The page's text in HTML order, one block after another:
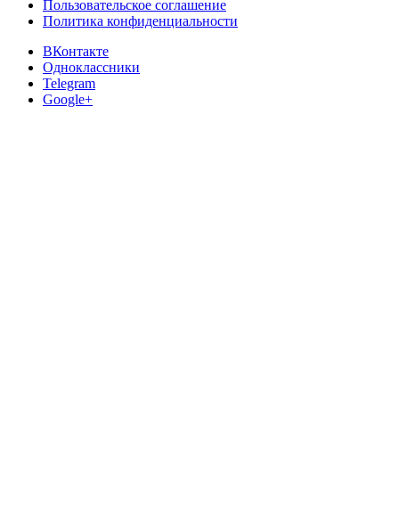
Пользовательское соглашение
Политика конфиденциальности
ВКонтакте
Одноклассники
Telegram
Google+